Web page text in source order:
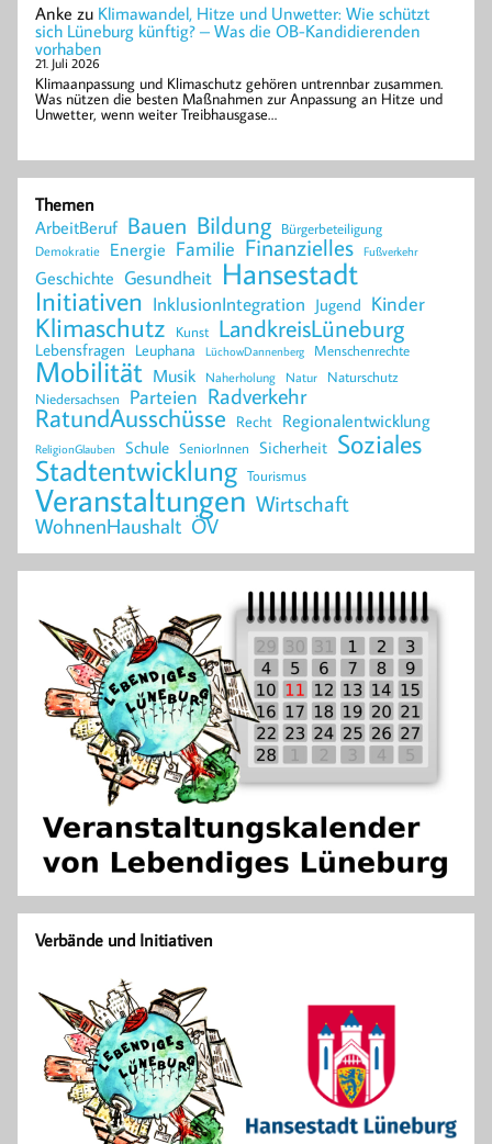
Anke zu Klimawandel, Hitze und Unwetter: Wie schützt
sich Lüneburg künftig? – Was die OB-Kandidierenden
vorhaben
21. Juli 2026
Klimaanpassung und Klimaschutz gehören untrennbar zusammen.
Was nützen die besten Maßnahmen zur Anpassung an Hitze und
Unwetter, wenn weiter Treibhausgase…
Themen
ArbeitBeruf Bauen Bildung Bürgerbeteiligung
Demokratie Energie Familie Finanzielles Fußverkehr
Geschichte Gesundheit Hansestadt
Initiativen InklusionIntegration Jugend Kinder
Klimaschutz Kunst LandkreisLüneburg
Lebensfragen Leuphana LüchowDannenberg Menschenrechte
Mobilität Musik Naherholung Natur Naturschutz
Niedersachsen Parteien Radverkehr
RatundAusschüsse Recht Regionalentwicklung
ReligionGlauben Schule SeniorInnen Sicherheit Soziales
Stadtentwicklung Tourismus
Veranstaltungen Wirtschaft
WohnenHaushalt ÖV
Verbände und Initiativen